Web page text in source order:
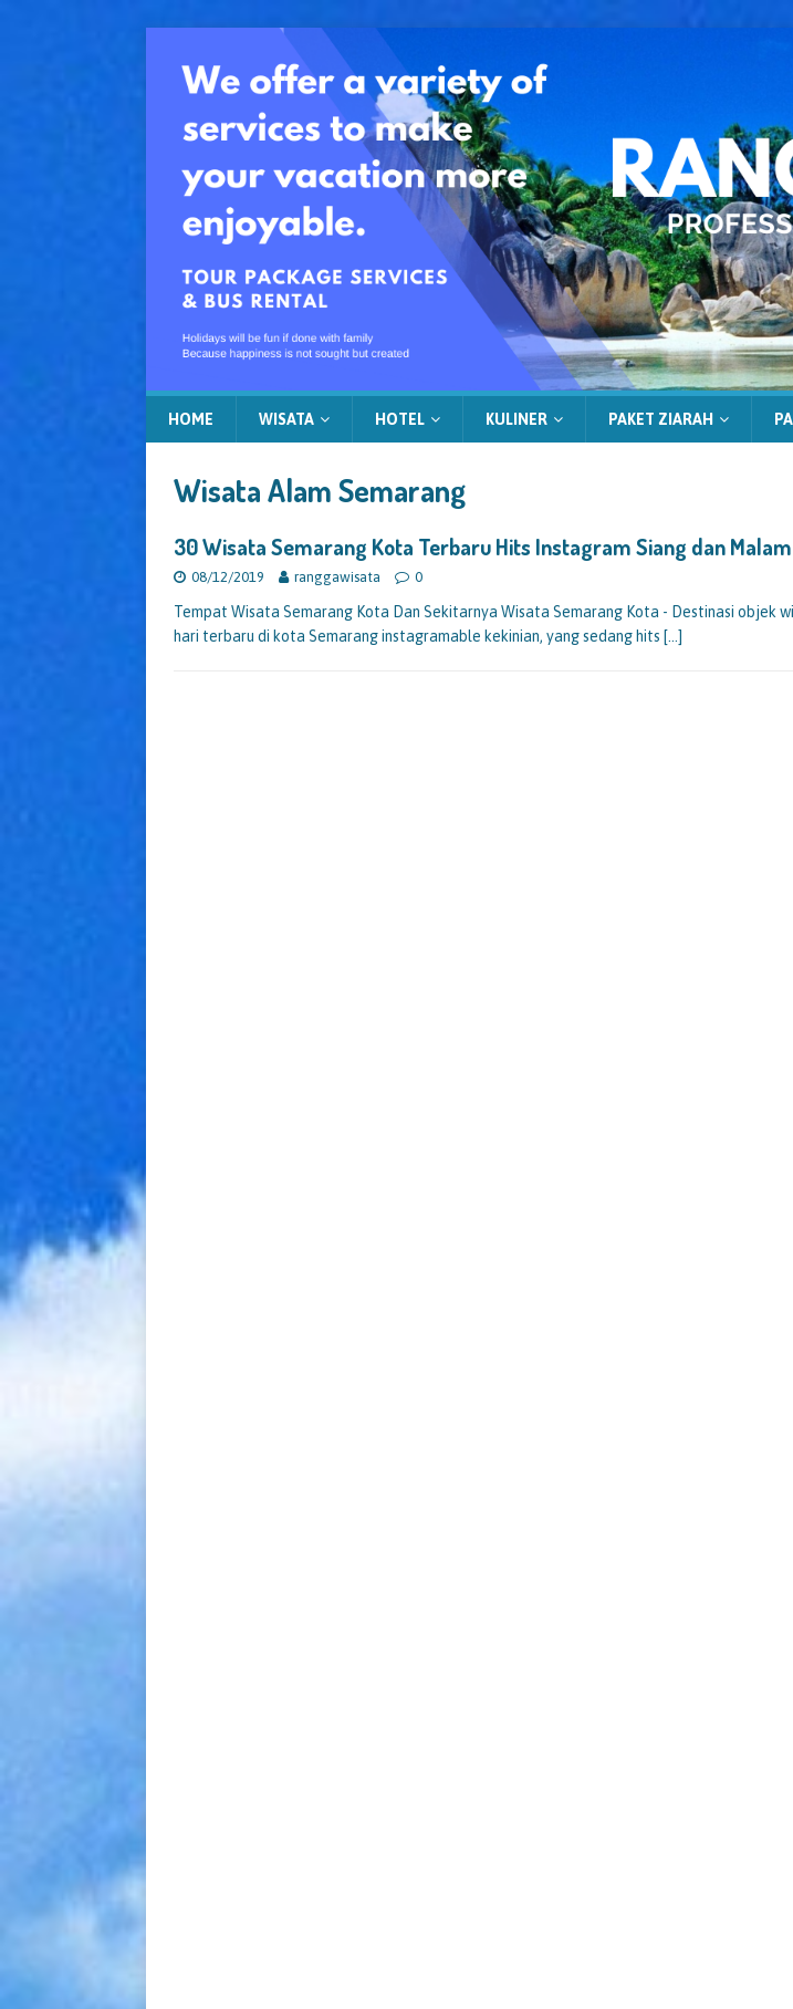
HOME WISATA HOTEL KULINER PAKET ZIARAH
Wisata Alam Semarang
30 Wisata Semarang Kota Terbaru Hits Instagram Siang dan
08/12/2019 ranggawisata 0
Tempat Wisata Semarang Kota Dan Sekitarnya Wisata Semarang Kota - Destinasi objek
hari terbaru di kota Semarang instagramable kekinian, yang sedang hits […]